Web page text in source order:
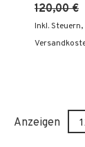
120,00 €
Inkl. Steuern,
Anzeigen